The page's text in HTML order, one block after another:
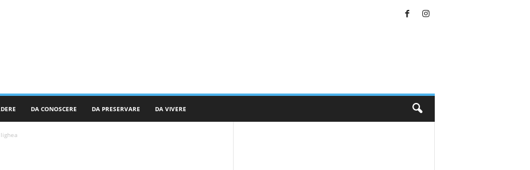
DA CONOSCERE DA PRESERVARE DA VIVERE
lighea